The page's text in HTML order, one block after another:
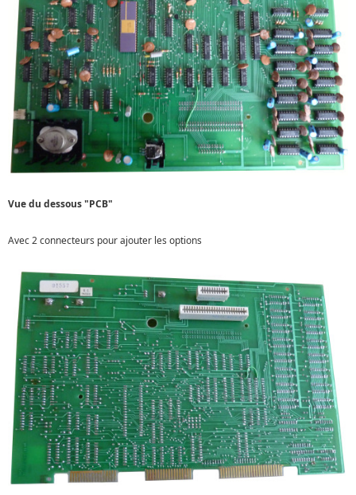
Vue du dessous "PCB"
Avec 2 connecteurs pour ajouter les options